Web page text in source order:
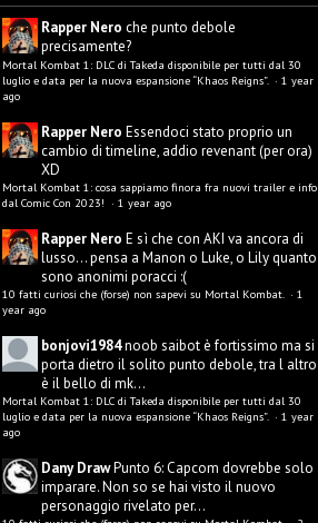
Rapper Nero che punto debole
precisamente?
Mortal Kombat 1: DLC di Takeda disponibile per tutti dal 30
luglio e data per la nuova espansione “Khaos Reigns”. · 1 year
ago
Rapper Nero Essendoci stato proprio un
cambio di timeline, addio revenant (per ora)
XD
Mortal Kombat 1: cosa sappiamo finora fra nuovi trailer e info
dal Comic Con 2023! · 1 year ago
Rapper Nero E sì che con AKI va ancora di
lusso... pensa a Manon o Luke, o Lily quanto
sono anonimi poracci :(
10 fatti curiosi che (forse) non sapevi su Mortal Kombat. · 1
year ago
bonjovi1984noob saibot è fortissimo ma si
porta dietro il solito punto debole, tra l altro
è il bello di mk...
Mortal Kombat 1: DLC di Takeda disponibile per tutti dal 30
luglio e data per la nuova espansione “Khaos Reigns”. · 1 year
ago
Dany DrawPunto 6: Capcom dovrebbe solo
imparare. Non so se hai visto il nuovo
personaggio rivelato per...